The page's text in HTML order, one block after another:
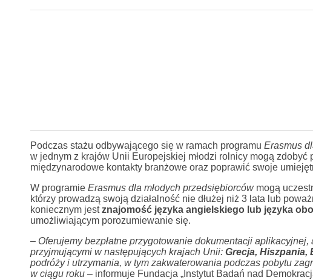
Podczas stażu odbywającego się w ramach programu Erasmus
w jednym z krajów Unii Europejskiej młodzi rolnicy mogą
międzynarodowe kontakty branżowe oraz poprawić swoje
W programie Erasmus dla młodych przedsiębiorcówmogą
którzy prowadzą swoją działalność nie dłużej niż 3 lata lub
koniecznym jestznajomość języka angielskiego lub języka
umożliwiającym porozumiewanie się.
– Oferujemy bezpłatne przygotowanie dokumentacji
przyjmującymi w następujących krajach Unii: Grecja, Hiszpania,
podróży i utrzymania, w tym zakwaterowania podczas pobytu
w ciągu roku – informuje Fundacja „Instytut Badań nad